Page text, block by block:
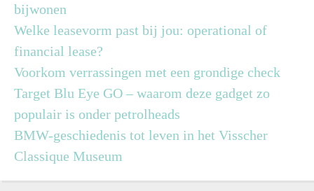
bijwonen
Welke leasevorm past bij jou: operational of
financial lease?
Voorkom verrassingen met een grondige check
Target Blu Eye GO – waarom deze gadget zo
populair is onder petrolheads
BMW-geschiedenis tot leven in het Visscher
Classique Museum